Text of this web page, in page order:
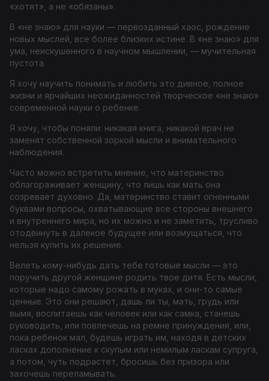
«хотят», а не «обязаны».
В «не знаю» для науки — первозданный хаос, рождение
новых мыслей, все более близких истине. В «не знаю» для
ума, неискушенного в научном мышлении, — мучительная
пустота.
Я хочу научить понимать и любить это дивное, полное
жизни и ярчайших неожиданностей творческое «не знаю»
современной науки о ребенке.
Я хочу, чтобы поняли: никакая книга, никакой врач не
заменят собственной зоркой мысли и внимательного
наблюдения.
Часто можно встретить мнение, что материнство
облагораживает женщину, что лишь как мать она
созревает духовно. Да, материнство ставит огненными
буквами вопросы, охватывающие все стороны внешнего
и внутреннего мира, но их можно и не заметить, трусливо
отодвинуть в далекое будущее или возмущаться, что
нельзя купить их решение.
Велеть кому-нибудь дать тебе готовые мысли — это
поручить другой женщине родить твое дитя. Есть мысли,
которые надо самому рожать в муках, и они-то самые
ценные. Это они решают, дашь ли ты, мать, грудь или
вымя, воспитаешь как человек или как самка, станешь
руководить, или повлечешь на ремне принуждения, или,
пока ребенок мал, будешь играть им, находя в детских
ласках дополнение к скупым или немилым ласкам супруга,
а потом, чуть подрастет, бросишь без призора или
захочешь переламывать.